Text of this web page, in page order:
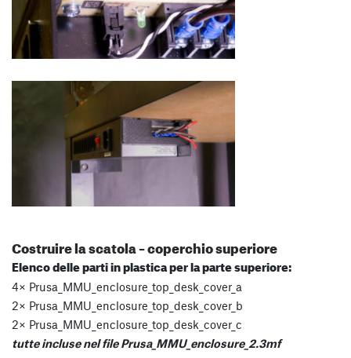
Costruire la scatola – coperchio superiore
Elenco delle parti in plastica per la parte superiore:
4× Prusa_MMU_enclosure_top_desk_cover_a
2× Prusa_MMU_enclosure_top_desk_cover_b
2× Prusa_MMU_enclosure_top_desk_cover_c
tutte incluse nel file Prusa_MMU_enclosure_2.3mf